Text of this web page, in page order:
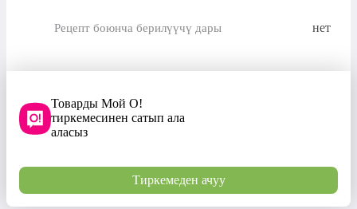
Рецепт боюнча берилүүчү дары нет
Товарды Мой О!
тиркемесинен сатып ала
аласыз
Тиркемеден ачуу